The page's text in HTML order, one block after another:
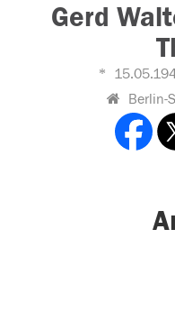
Gerd
Berlin-